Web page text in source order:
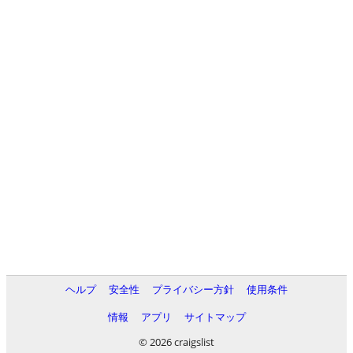
ヘルプ 安全性 プライバシー方針
使用条件
情報
アプリ
サイトマップ
© 2026 craigslist